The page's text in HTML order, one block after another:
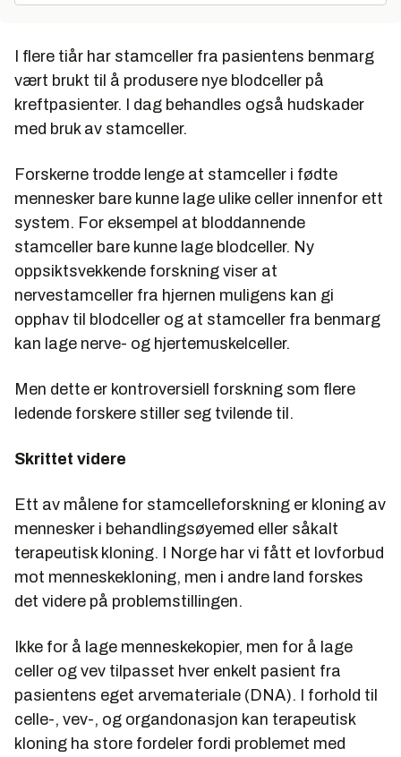
I flere tiår har stamceller fra pasientens benmarg
vært brukt til å produsere nye blodceller på
kreftpasienter. I dag behandles også hudskader
med bruk av stamceller.
Forskerne trodde lenge at stamceller i fødte
mennesker bare kunne lage ulike celler innenfor ett
system. For eksempel at bloddannende
stamceller bare kunne lage blodceller. Ny
oppsiktsvekkende forskning viser at
nervestamceller fra hjernen muligens kan gi
opphav til blodceller og at stamceller fra benmarg
kan lage nerve- og hjertemuskelceller.
Men dette er kontroversiell forskning som flere
ledende forskere stiller seg tvilende til.
Skrittet videre
Ett av målene for stamcelleforskning er kloning av
mennesker i behandlingsøyemed eller såkalt
terapeutisk kloning. I Norge har vi fått et lovforbud
mot menneskekloning, men i andre land forskes
det videre på problemstillingen.
Ikke for å lage menneskekopier, men for å lage
celler og vev tilpasset hver enkelt pasient fra
pasientens eget arvemateriale (DNA). I forhold til
celle-, vev-, og organdonasjon kan terapeutisk
kloning ha store fordeler fordi problemet med